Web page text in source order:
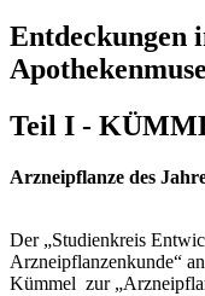
Entdeckungen
Teil I -
Arzneipflanze des
Der „Studienkreis
Arzneipflanzenkunde“
Kümmel zur